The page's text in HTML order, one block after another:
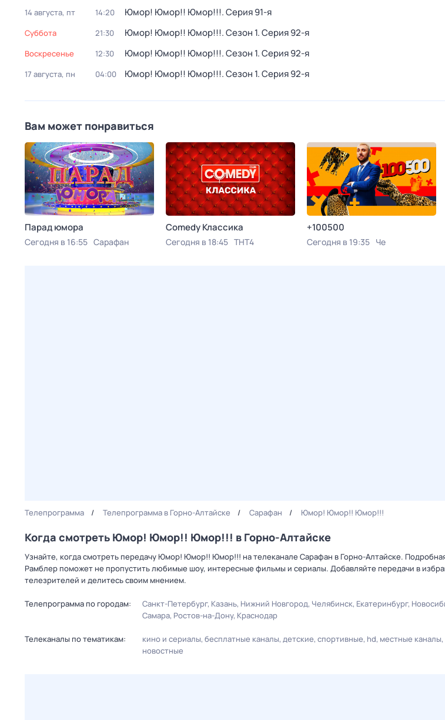
14 августа, пт 14:20 Юмор! Юмор!! Юмор!!!. Серия 91-я
суббота 21:30 Юмор! Юмор!! Юмор!!!. Сезон 1. Серия 92-я
воскресенье 12:30 Юмор! Юмор!! Юмор!!!. Сезон 1. Серия 92-я
17 августа, пн 04:00 Юмор! Юмор!! Юмор!!!. Сезон 1. Серия 92-я
Вам может понравиться
Парад юмора
Сегодня в 16:55 Сарафан
Comedy Классика
Сегодня в 18:45 ТНТ4
+100500
Сегодня в 19:35 Че
Телепрограмма Телепрограмма в Горно-Алтайске Сарафан Юмор! Юмор!! Юмор!!!
Когда смотреть Юмор! Юмор!! Юмор!!! в Горно-Алтайске
Узнайте, когда смотреть передачу Юмор! Юмор!! Юмор!!! на телеканале Сарафан в Горно-Алтайске.
Рамблер поможет не пропустить любимые шоу, интересные фильмы и сериалы. Добавляйте передачи в
телезрителей и делитесь своим мнением.
Телепрограмма по городам: Санкт-Петербург Казань Нижний Новгород Челябинск Екатеринбург
Самара Ростов-на-Дону Краснодар
Телеканалы по тематикам: кино и сериалы бесплатные каналы детские спортивные hd местные каналы
новостные